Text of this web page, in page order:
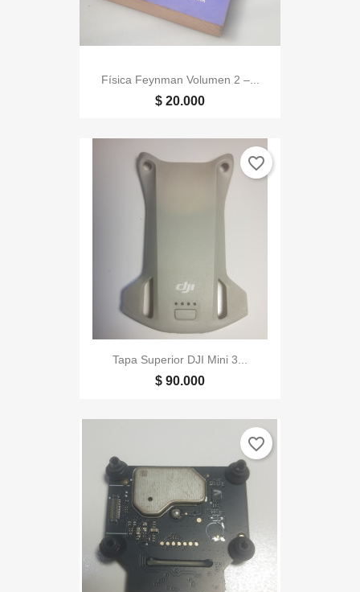
Física Feynman Volumen 2 –...
$ 20.000
Tapa Superior DJI Mini 3...
$ 90.000
favorite_border
favorite_border